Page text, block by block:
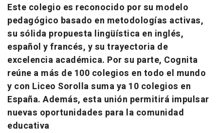
Este colegio es reconocido por su modelo
pedagógico basado en metodologías activas,
su sólida propuesta lingüística en inglés,
español y francés, y su trayectoria de
excelencia académica. Por su parte, Cognita
reúne a más de 100 colegios en todo el mundo
y con Liceo Sorolla suma ya 10 colegios en
España. Además, esta unión permitirá impulsar
nuevas oportunidades para la comunidad
educativa